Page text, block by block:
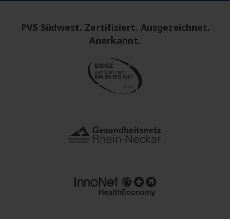
PVS Südwest. Zertifiziert. Ausgezeichnet.
Anerkannt.